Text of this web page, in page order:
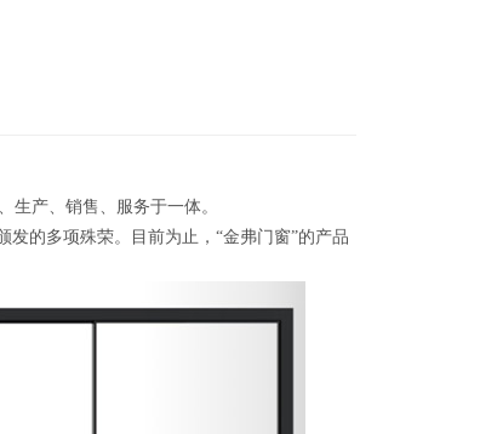
生产、销售、服务于一体。
的多项殊荣。目前为止，“金弗门窗”的产品